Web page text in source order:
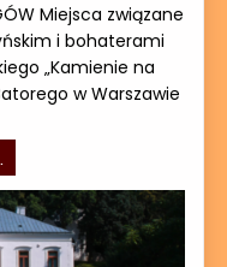
Miejsca związane
i bohaterami
„Kamienie na
w Warszawie